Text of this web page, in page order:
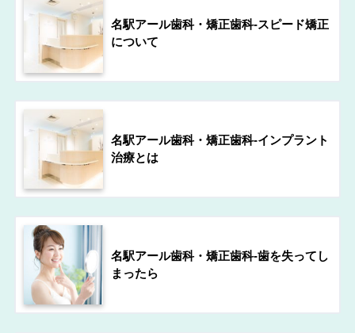
名駅アール歯科・矯正歯科-スピード矯正
について
名駅アール歯科・矯正歯科-インプラント
治療とは
名駅アール歯科・矯正歯科-歯を失ってし
まったら